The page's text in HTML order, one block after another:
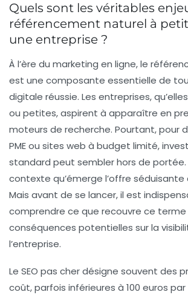
Quels sont les véritables
référencement naturel à
une entreprise ?
À l’ère du marketing en ligne, le
est une composante essentielle de
digitale réussie. Les entreprises,
ou petites, aspirent à apparaître en
moteurs de recherche. Pourtant, pour
PME ou sites web à budget limité,
standard peut sembler hors de portée.
contexte qu’émerge l’offre séduisante
Mais avant de se lancer, il est
comprendre ce que recouvre ce
conséquences potentielles sur la
l’entreprise.
Le SEO pas cher désigne souvent des
coût, parfois inférieures à 100 euros